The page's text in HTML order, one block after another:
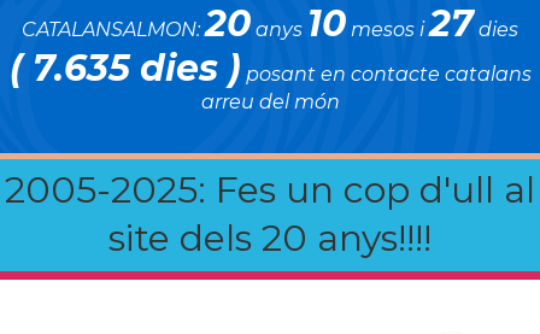
CATALANSALMON:20 anys 10 mesos i27 dies
( 7.635 dies ) posant en contacte catalans
arreu del món
2005-2025: Fes un cop d'ull al
site dels 20 anys!!!!